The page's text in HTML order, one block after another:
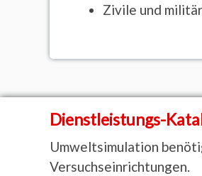
Zivile und
Dienstleistungs-
Umweltsimulation
Versuchseinrichtungen.